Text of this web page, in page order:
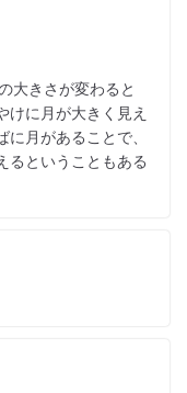
大きさが変わると
けに月が大きく見え
月があることで、
るということもある